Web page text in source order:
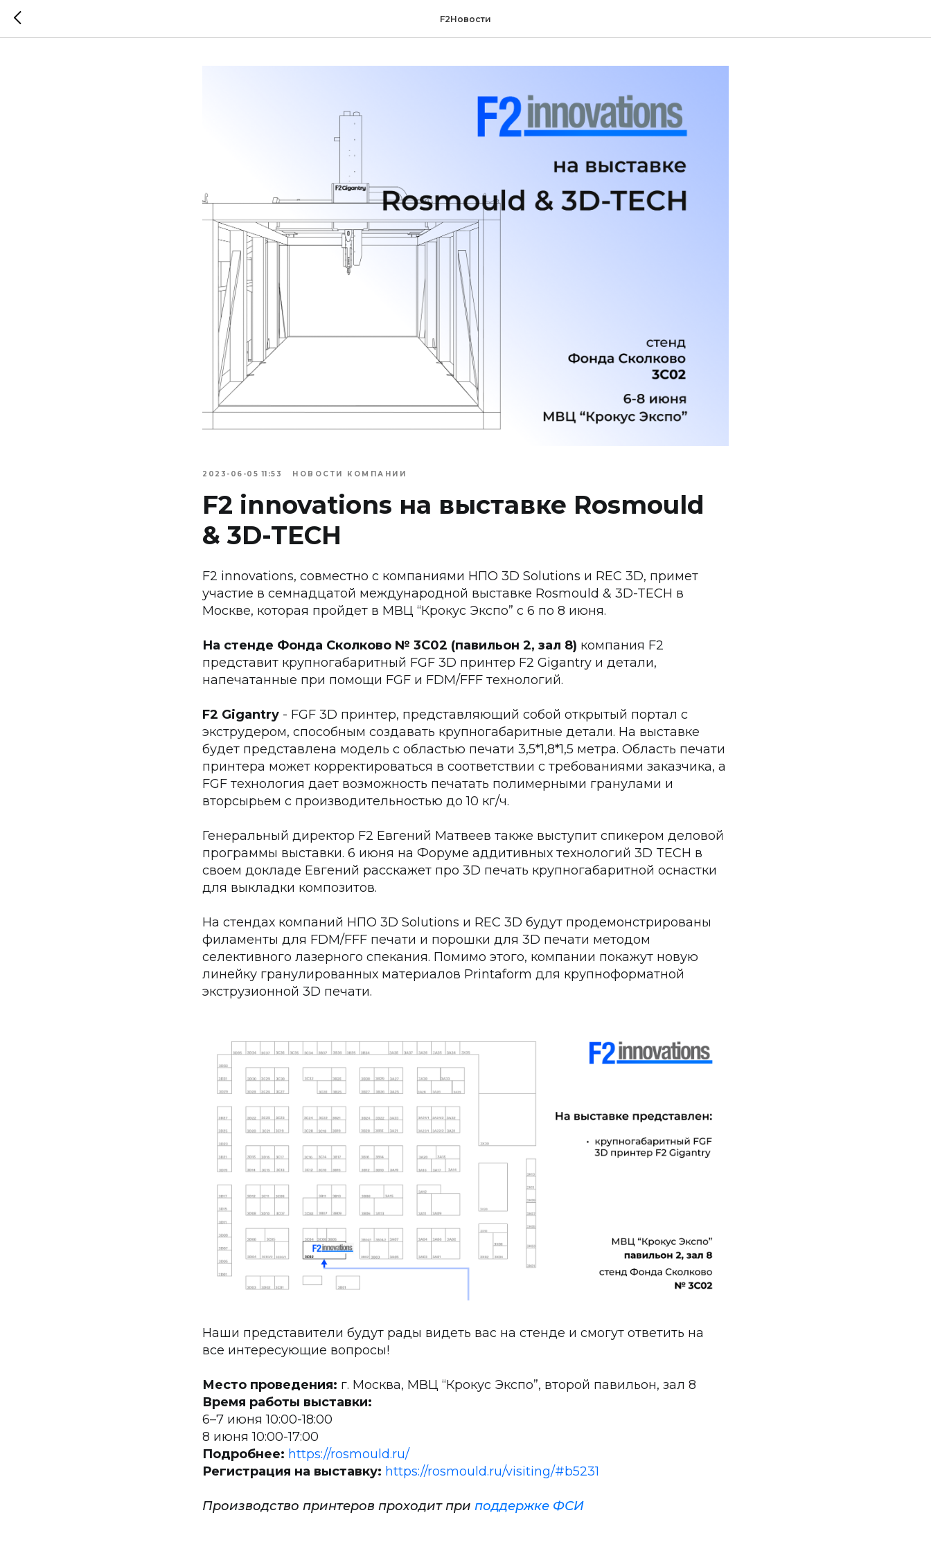
F2Новости
2023-06-05 11:53 НОВОСТИ КОМПАНИИ
F2 innovations на выставке Rosmould
& 3D-TECH
F2 innovations, совместно с компаниями НПО 3D Solutions и REC 3D, примет
участие в семнадцатой международной выставке Rosmould & 3D-TECH в
Москве, которая пройдет в МВЦ “Крокус Экспо” с 6 по 8 июня.
На стенде Фонда Сколково № 3С02 (павильон 2, зал 8) компания F2
представит крупногабаритный FGF 3D принтер F2 Gigantry и детали,
напечатанные при помощи FGF и FDM/FFF технологий.
F2 Gigantry - FGF 3D принтер, представляющий собой открытый портал с
экструдером, способным создавать крупногабаритные детали. На выставке
будет представлена модель с областью печати 3,5*1,8*1,5 метра. Область печати
принтера может корректироваться в соответствии с требованиями заказчика, а
FGF технология дает возможность печатать полимерными гранулами и
вторсырьем с производительностью до 10 кг/ч.
Генеральный директор F2 Евгений Матвеев также выступит спикером деловой
программы выставки. 6 июня на Форуме аддитивных технологий 3D TECH в
своем докладе Евгений расскажет про 3D печать крупногабаритной оснастки
для выкладки композитов.
На стендах компаний НПО 3D Solutions и REC 3D будут продемонстрированы
филаменты для FDM/FFF печати и порошки для 3D печати методом
селективного лазерного спекания. Помимо этого, компании покажут новую
линейку гранулированных материалов Printaform для крупноформатной
экструзионной 3D печати.
Наши представители будут рады видеть вас на стенде и смогут ответить на
все интересующие вопросы!
Место проведения: г. Москва, МВЦ “Крокус Экспо”, второй павильон, зал 8
Время работы выставки:
6–7 июня 10:00-18:00
8 июня 10:00-17:00
Подробнее: https://rosmould.ru/
Регистрация на выставку: https://rosmould.ru/visiting/#b5231
Производство принтеров проходит при поддержке ФСИ